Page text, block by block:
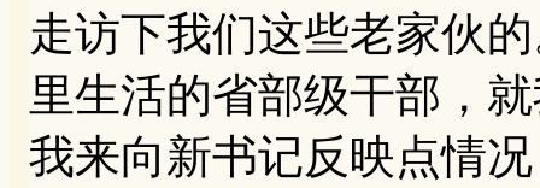
走访下我们这些老家伙
里生活的省部级干部，
我来向新书记反映点情